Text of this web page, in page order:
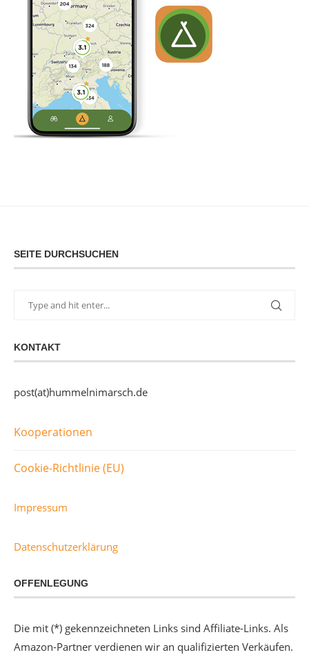
SEITE DURCHSUCHEN
KONTAKT
post(at)hummelnimarsch.de
Kooperationen
Cookie-Richtlinie (EU)
Impressum
Datenschutzerklärung
OFFENLEGUNG
Die mit (*) gekennzeichneten Links sind Affiliate-Links. Als
Amazon-Partner verdienen wir an qualifizierten Verkäufen.